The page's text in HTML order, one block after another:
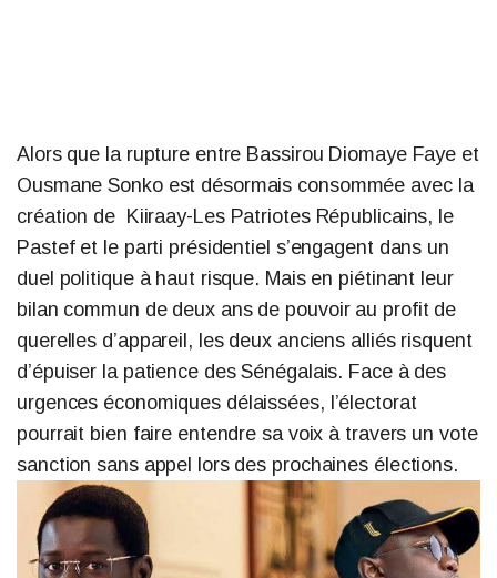
Alors que la rupture entre Bassirou Diomaye Faye et
Ousmane Sonko est désormais consommée avec la
création de Kiiraay-Les Patriotes Républicains, le
Pastef et le parti présidentiel s’engagent dans un
duel politique à haut risque. Mais en piétinant leur
bilan commun de deux ans de pouvoir au profit de
querelles d’appareil, les deux anciens alliés risquent
d’épuiser la patience des Sénégalais. Face à des
urgences économiques délaissées, l’électorat
pourrait bien faire entendre sa voix à travers un vote
sanction sans appel lors des prochaines élections.